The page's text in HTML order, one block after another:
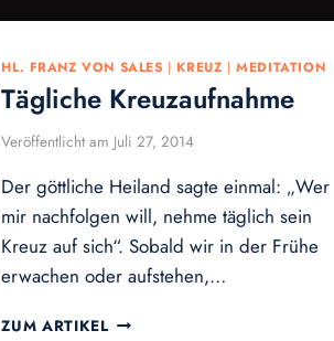
HL. FRANZ VON SALES | KREUZ |MEDITATION
Tägliche Kreuzaufnahme
Veröffentlicht am Juli 27, 2014
Der göttliche Heiland sagte einmal: „Wer
mir nachfolgen will, nehme täglich sein
Kreuz auf sich“. Sobald wir in der Frühe
erwachen oder aufstehen,…
ZUM ARTIKEL TÄGLICHE